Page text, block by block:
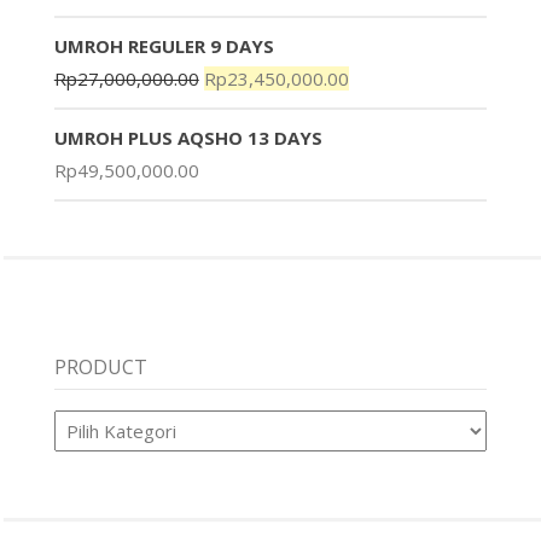
UMROH REGULER 9 DAYS
Rp27,000,000.00 Rp23,450,000.00
UMROH PLUS AQSHO 13 DAYS
Rp49,500,000.00
PRODUCT
Product